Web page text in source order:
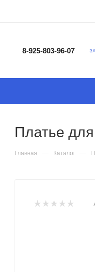
8-925-803-96-07
Платье
Главная — Каталог —